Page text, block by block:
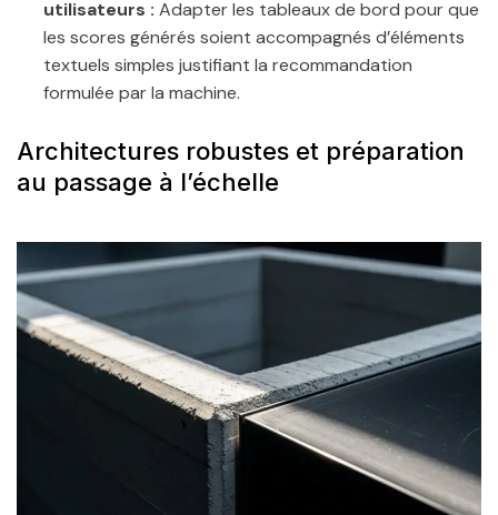
utilisateurs : Adapter les tableaux de bord pour que
les scores générés soient accompagnés d’éléments
textuels simples justifiant la recommandation
formulée par la machine.
Architectures robustes et préparation
au passage à l’échelle